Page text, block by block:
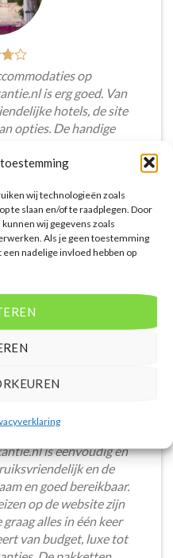
wij technologieën zoals
te slaan en/of te raadplegen. Door
wij gegevens zoals
Als je geen toestemming
nadelige invloed hebben op
op
is erg goed. Van
hotels, de site
opties. De handige
die aansluiten bij mijn
/Tilburg
is eenvoudig en
en de
en goed bereikbaar.
op de website zijn
alles in één keer
van budget, luxe tot